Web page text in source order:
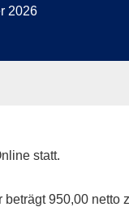
2026
statt.
beträgt 950,00 netto